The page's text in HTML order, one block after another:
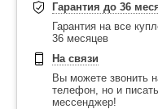
Гарантия до 36
Гарантия на все
36 месяцев
На связи
Вы можете звонить
телефон, но и
мессенджер!